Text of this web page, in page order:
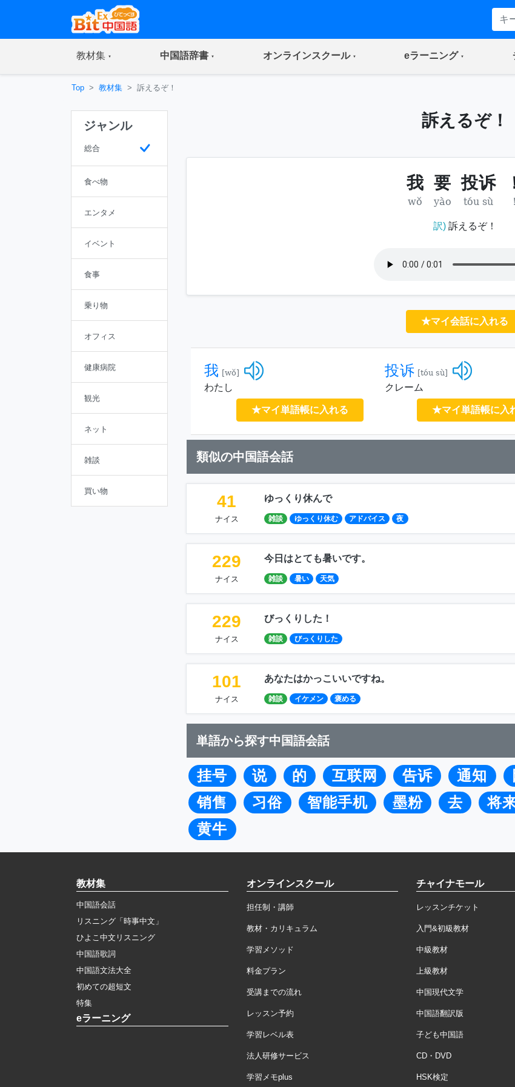
教材集(current) 中国語辞書(current) オンラインスクール(current) eラーニング(current)
Top 教材集 訴えるぞ！
ジャンル
総合
食べ物
エンタメ
イベント
食事
乗り物
オフィス
健康病院
観光
ネット
雑談
買い物
訴えるぞ！
我 要 投诉
wǒ yào tóu sù !
訳)訴えるぞ！
★マイ会話に入れる
我 [wǒ]
わたし
★マイ単語帳に入れる
投诉 [tóu sù]
クレーム
★マイ単語帳に入
類似の中国語会話
41
ナイス
ゆっくり休んで
雑談 ゆっくり休む アドバイス 夜
229
ナイス
今日はとても暑いです。
雑談 暑い 天気
229
ナイス
びっくりした！
雑談 びっくりした
101
ナイス
あなたはかっこいいですね。
雑談 イケメン 褒める
単語から探す中国語会話
挂号 说 的 互联网 告诉 通知
销售
习俗 智能手机 墨粉 去 将
黄牛
教材集
中国語会話
リスニング「時事中文」
ひよこ中文リスニング
中国語歌詞
中国語文法大全
初めての超短文
特集
eラーニング
オンラインスクール
担任制・講師
教材・カリキュラム
学習メソッド
料金プラン
受講までの流れ
レッスン予約
学習レベル表
法人研修サービス
学習メモplus
チャイナモール
レッスンチケット
入門&初級教材
中級教材
上級教材
中国現代文学
中国語翻訳版
子ども中国語
CD・DVD
HSK検定